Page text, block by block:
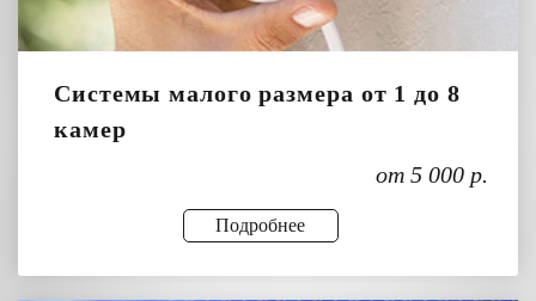
Системы малого размера от 1 до 8
камер
от 5 000 р.
Подробнее